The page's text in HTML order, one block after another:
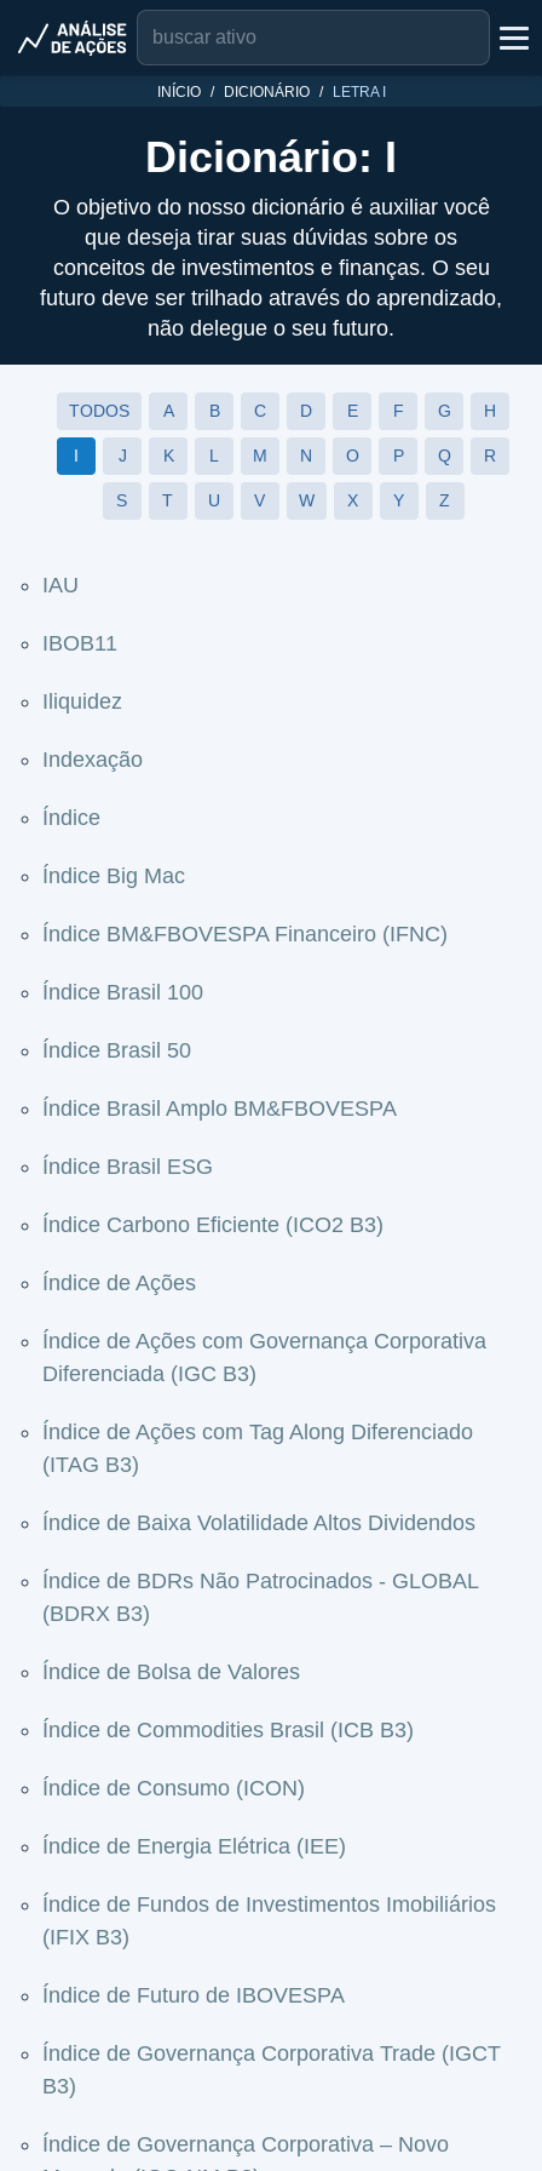
INÍCIO DICIONÁRIO LETRA I
Dicionário: I
O objetivo do nosso dicionário é auxiliar você
que deseja tirar suas dúvidas sobre os
conceitos de investimentos e finanças. O seu
futuro deve ser trilhado através do aprendizado,
não delegue o seu futuro.
TODOS A B C D E F G H
I J K L M N O P Q R
S T U V W X Y Z
IAU
IBOB11
Iliquidez
Indexação
Índice
Índice Big Mac
Índice BM&FBOVESPA Financeiro (IFNC)
Índice Brasil 100
Índice Brasil 50
Índice Brasil Amplo BM&FBOVESPA
Índice Brasil ESG
Índice Carbono Eficiente (ICO2 B3)
Índice de Ações
Índice de Ações com Governança Corporativa
Diferenciada (IGC B3)
Índice de Ações com Tag Along Diferenciado
(ITAG B3)
Índice de Baixa Volatilidade Altos Dividendos
Índice de BDRs Não Patrocinados - GLOBAL
(BDRX B3)
Índice de Bolsa de Valores
Índice de Commodities Brasil (ICB B3)
Índice de Consumo (ICON)
Índice de Energia Elétrica (IEE)
Índice de Fundos de Investimentos Imobiliários
(IFIX B3)
Índice de Futuro de IBOVESPA
Índice de Governança Corporativa Trade (IGCT
B3)
Índice de Governança Corporativa – Novo